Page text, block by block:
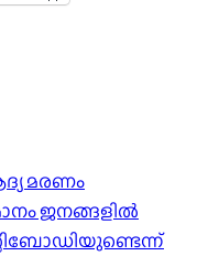
മരണം
ജനങ്ങളിൽ